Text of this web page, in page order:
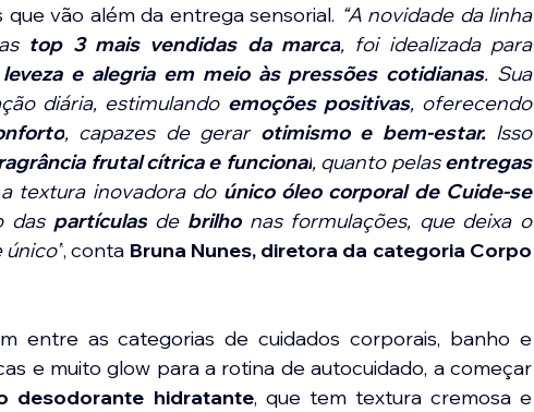
vão além da entrega sensorial. “A novidade da linha
top 3 mais vendidas da marca
, foi idealizada para
e alegria em meio às pressões cotidianas. Sua
diária, estimulando emoções positivas, oferecendo
, capazes de gerar otimismo e bem-estar. Isso
frutal cítrica e funcional, quanto pelas entregas
textura inovadora do único óleo corporal de Cuide-se
das partículas de brilho nas formulações, que deixa o
, conta Bruna Nunes, diretora da categoria Corpo
entre as categorias de cuidados corporais, banho e
e muito glow para a rotina de autocuidado, a começar
desodorante hidratante, que tem textura cremosa e